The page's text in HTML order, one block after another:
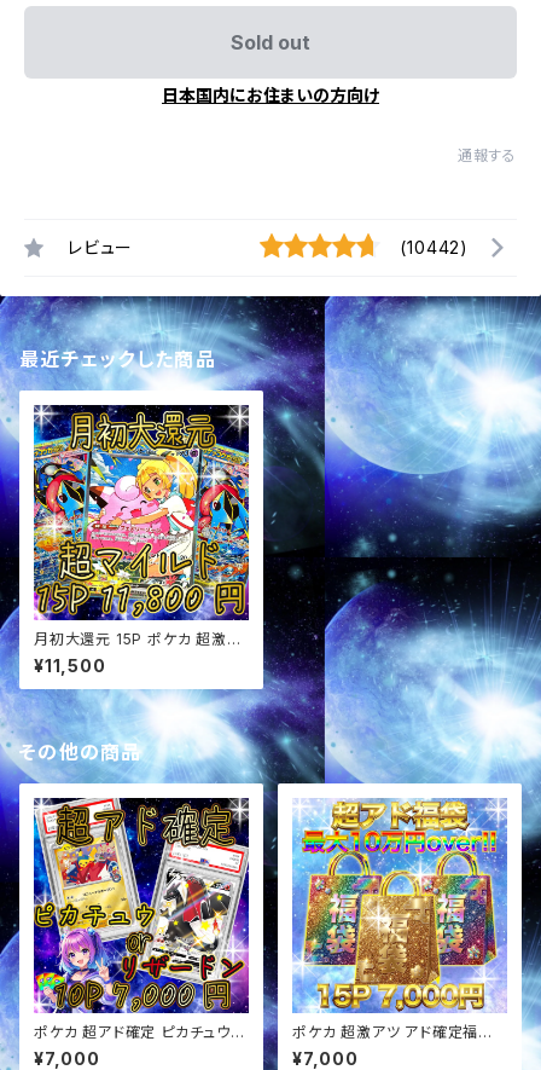
Sold out
日本国内にお住まいの方向け
通報する
レビュー (10442)
最近チェックした商品
月初大還元 15P ポケカ 超激ア
ツ 超マイルド オリパ
¥11,500
その他の商品
ポケカ 超アド確定 ピカチュウor
リザードン確定 オリパ
¥7,000
ポケカ 超激アツ アド確定福袋
オリパ
¥7,000